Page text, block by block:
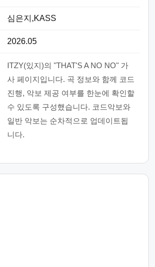
심은지,KASS
2026.05
ITZY(있지)의 "THAT'S A NO NO" 가
사 페이지입니다. 곡 정보와 함께 코드
진행, 악보 제공 여부를 한눈에 확인할
수 있도록 구성했습니다. 코드악보와
일반 악보는 순차적으로 업데이트됩
니다.